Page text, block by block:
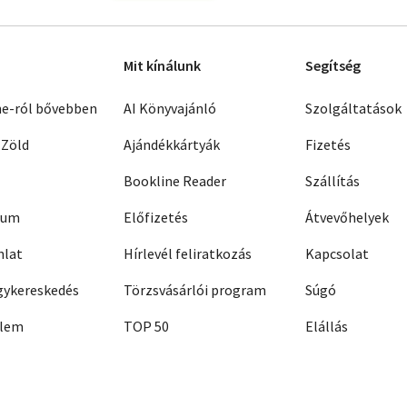
ról bővebben
Mit kínálunk
AI Könyvajánló
Ajándékkártyák
Bookline Reader
Előfizetés
Hírlevél feliratkozás
Törzsvásárlói program
TOP 50
Segítség
Szolgáltatások
Fizetés
Szállítás
Átvevőhelyek
Kapcsolat
Súgó
Elállás